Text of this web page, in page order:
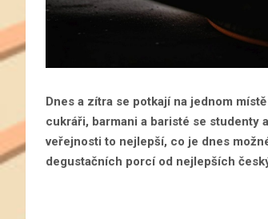
Dnes a zítra se potkají na jednom
cukráři, barmani a baristé se studenty
veřejnosti to nejlepší, co je dnes
degustačních porcí od nejlepších